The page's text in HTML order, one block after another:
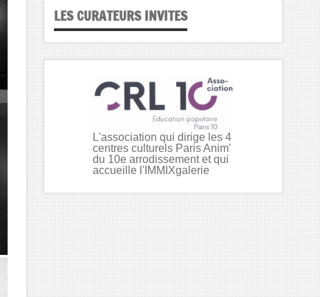
LES CURATEURS INVITES
L'association qui dirige les 4
centres culturels Paris Anim'
du 10e arrodissement et qui
accueille l'IMMIXgalerie